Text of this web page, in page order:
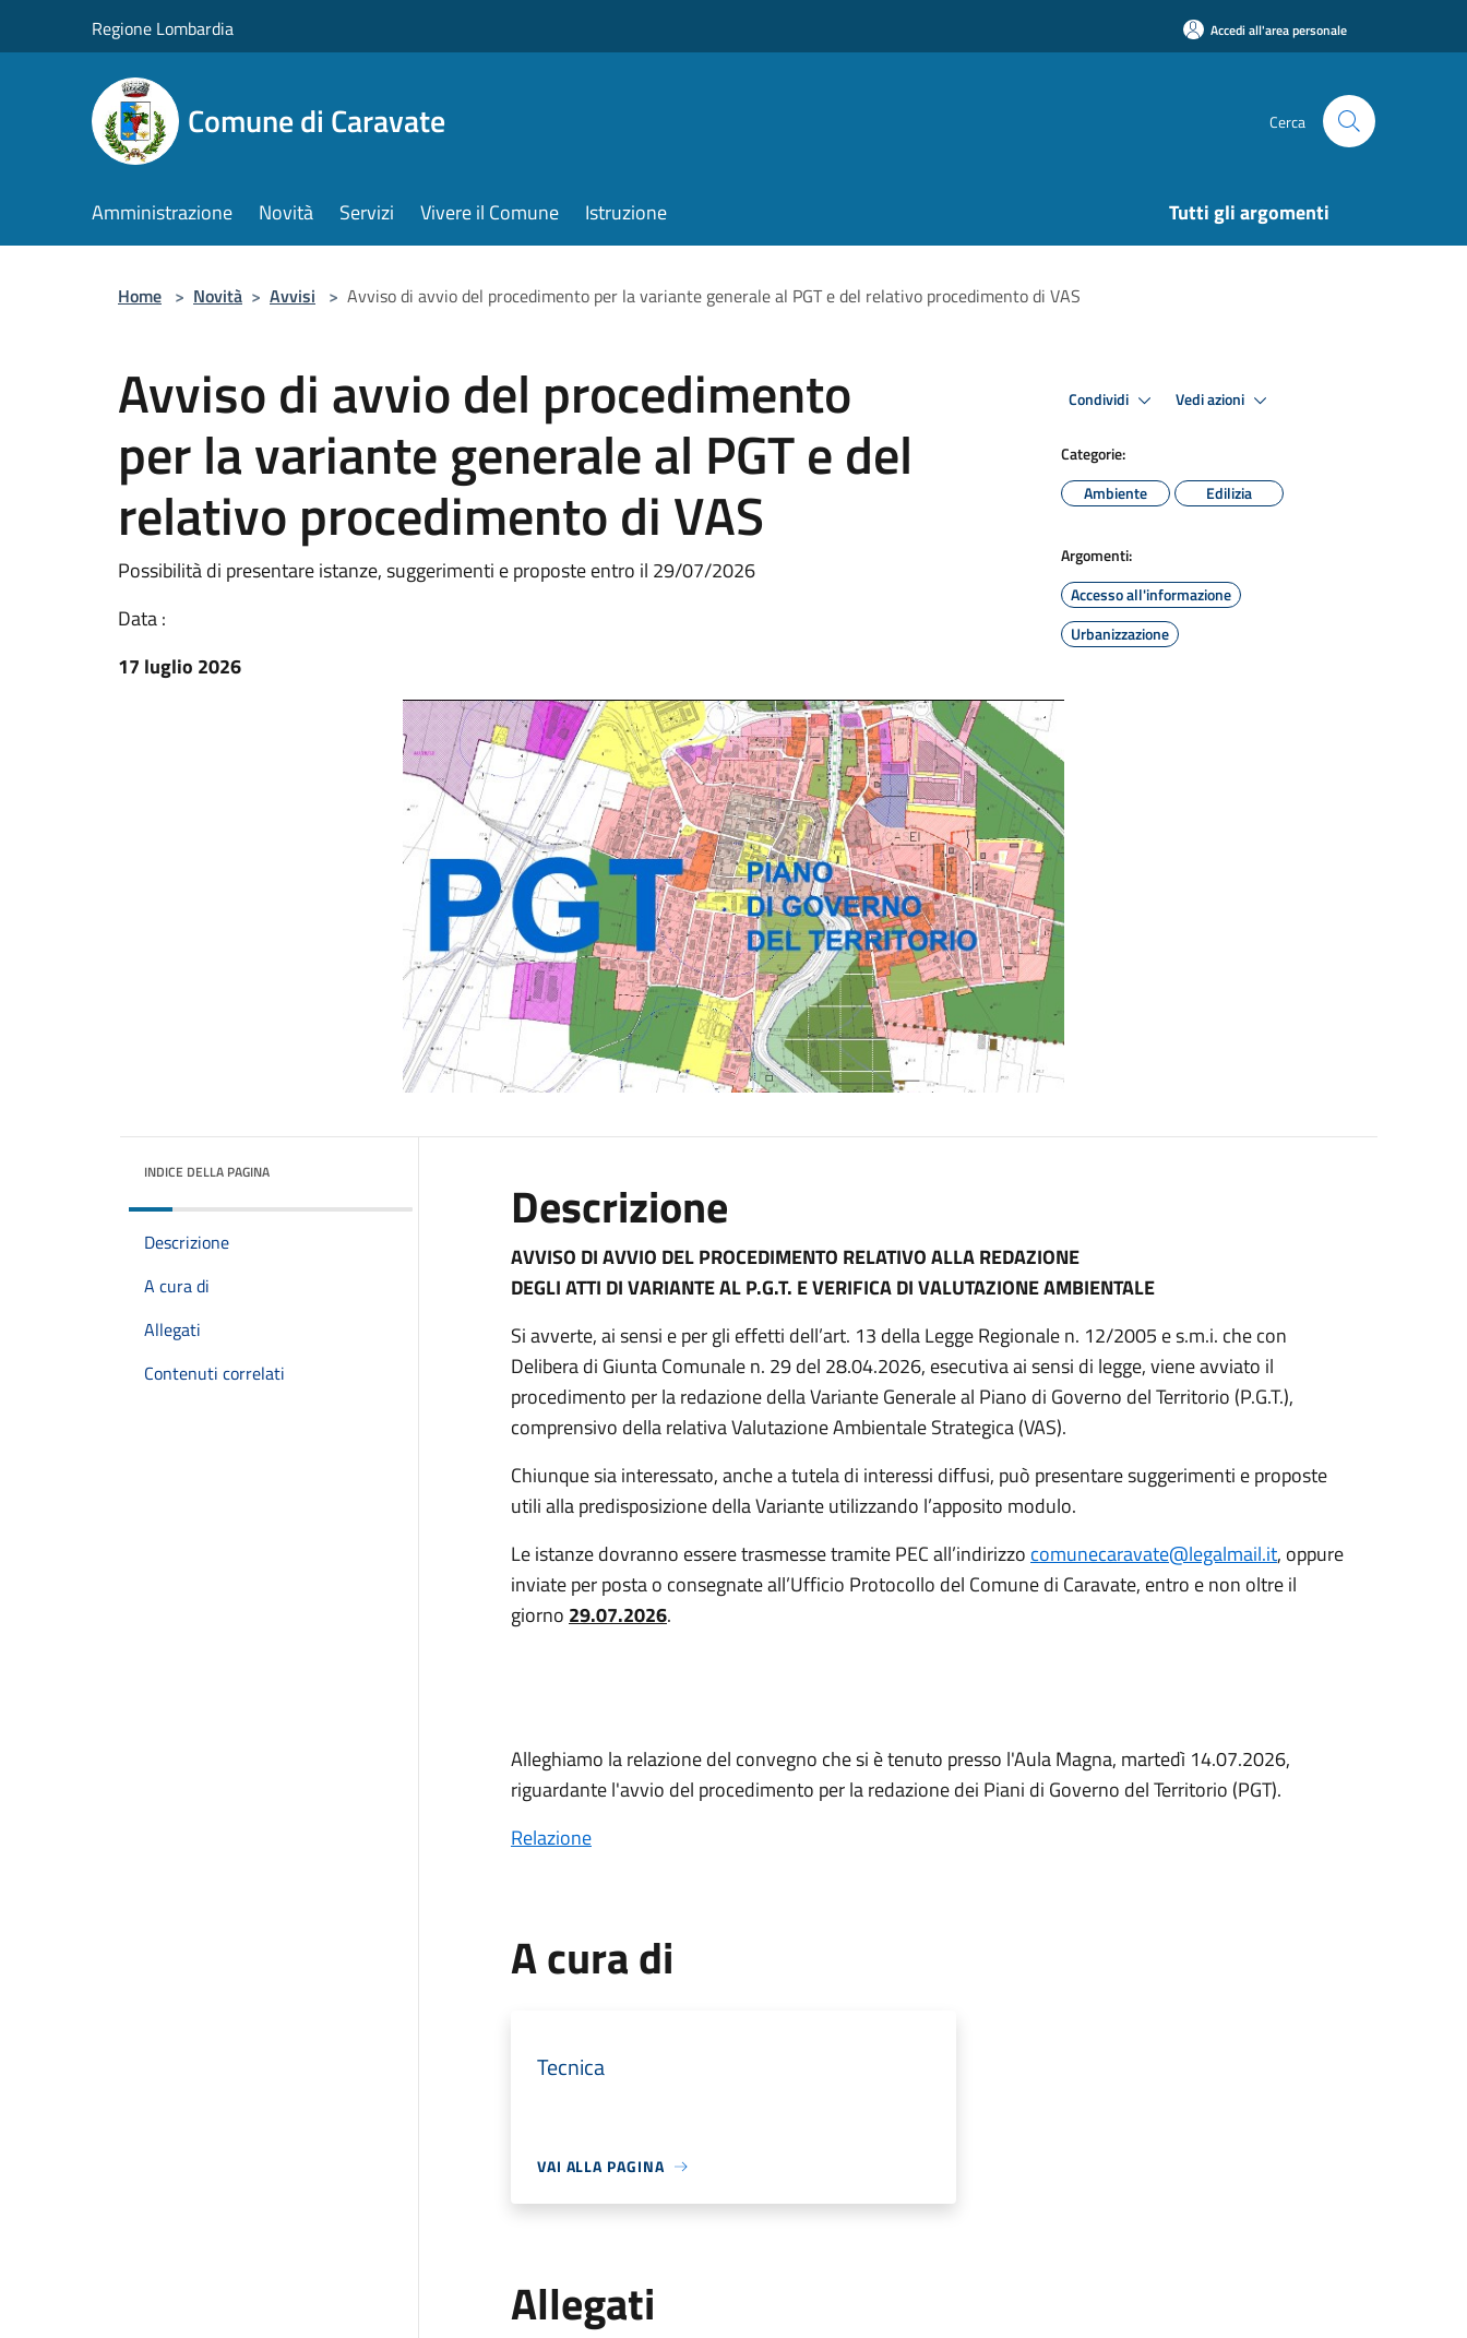
Regione Lombardia Accedi all'area personale
Comune di Caravate Cerca
Amministrazione Novità Servizi Vivere il Comune Istruzione Tutti gli argomenti
Home > Novità > Avvisi > Avviso di avvio del procedimento per la variante generale al PGT e del relativo procedimento di VAS
Avviso di avvio del procedimento
per la variante generale al PGT e del
relativo procedimento di VAS
Possibilità di presentare istanze, suggerimenti e proposte entro il 29/07/2026
Data :
17 luglio 2026
Condividi Vedi azioni
Categorie:
Ambiente
Edilizia
Argomenti:
Accesso all'informazione
Urbanizzazione
INDICE DELLA PAGINA
Descrizione
A cura di
Allegati
Contenuti correlati
Descrizione
AVVISO DI AVVIO DEL PROCEDIMENTO RELATIVO ALLA REDAZIONE
DEGLI ATTI DI VARIANTE AL P.G.T. E VERIFICA DI VALUTAZIONE AMBIENTALE
Si avverte, ai sensi e per gli effetti dell’art. 13 della Legge Regionale n. 12/2005 e s.m.i. che con
Delibera di Giunta Comunale n. 29 del 28.04.2026, esecutiva ai sensi di legge, viene avviato il
procedimento per la redazione della Variante Generale al Piano di Governo del Territorio (P.G.T.),
comprensivo della relativa Valutazione Ambientale Strategica (VAS).
Chiunque sia interessato, anche a tutela di interessi diffusi, può presentare suggerimenti e proposte
utili alla predisposizione della Variante utilizzando l’apposito modulo.
Le istanze dovranno essere trasmesse tramite PEC all’indirizzo comunecaravate@legalmail.it, oppure
inviate per posta o consegnate all’Ufficio Protocollo del Comune di Caravate, entro e non oltre il
giorno 29.07.2026.
Alleghiamo la relazione del convegno che si è tenuto presso l'Aula Magna, martedì 14.07.2026,
riguardante l'avvio del procedimento per la redazione dei Piani di Governo del Territorio (PGT).
Relazione
A cura di
Tecnica
VAI ALLA PAGINA
Allegati